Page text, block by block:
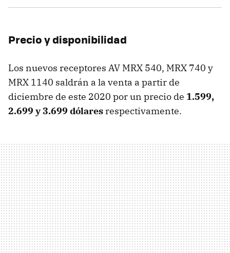
Precio y disponibilidad
Los nuevos receptores AV MRX 540, MRX 740 y
MRX 1140 saldrán a la venta a partir de
diciembre de este 2020 por un precio de 1.599,
2.699 y 3.699 dólares respectivamente.